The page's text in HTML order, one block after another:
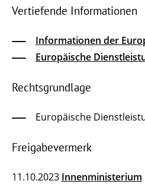
Vertiefende Informationen
Informationen der
Europäische
Rechtsgrundlage
Europäische
Freigabevermerk
11.10.2023 Innenministerium